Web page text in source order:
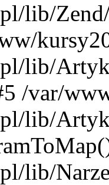
lib/
lib/
/var/
lib/
lib/